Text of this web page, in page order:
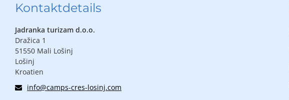
Kontaktdetails
Jadranka turizam d.o.o.
Dražica 1
51550 Mali Lošinj
Lošinj
Kroatien
info@camps-cres-losinj.com